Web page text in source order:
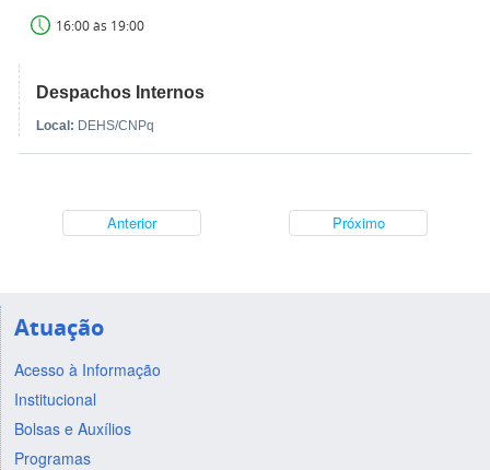
16:00 às 19:00
Despachos Internos
Local: DEHS/CNPq
Anterior Próximo
Atuação
Acesso à Informação
Institucional
Bolsas e Auxílios
Programas